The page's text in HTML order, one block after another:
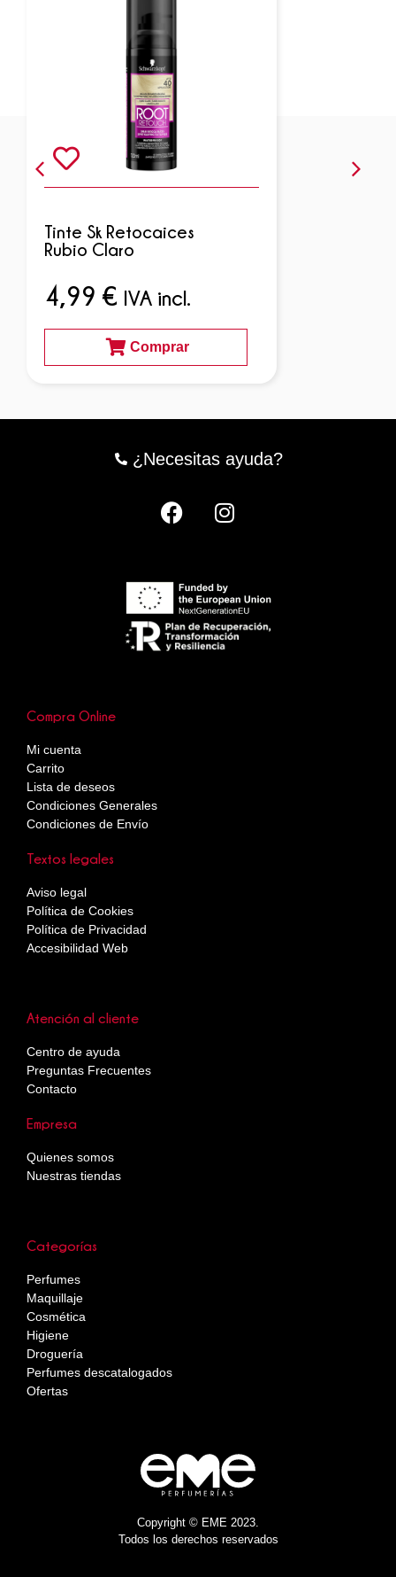
Tinte Sk Retocaices
Rubio Claro
4,99€ IVA incl.
Comprar
Copyright © EME 2023.
Todos los derechos reservados
Categorías
Perfumes
Maquillaje
Cosmética
Higiene
Droguería
Perfumes descatalogados
Ofertas
Atención al cliente
Centro de ayuda
Preguntas Frecuentes
Contacto
Empresa
Quienes somos
Nuestras tiendas
Compra Online
Mi cuenta
Carrito
Lista de deseos
Condiciones Generales
Condiciones de Envío
Textos legales
Aviso legal
Política de Cookies
Política de Privacidad
Accesibilidad Web
¿Necesitas ayuda?